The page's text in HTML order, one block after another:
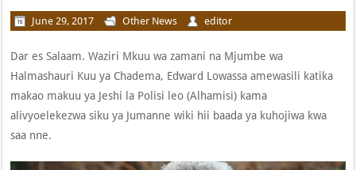
June 29, 2017 Other News editor
Dar es Salaam. Waziri Mkuu wa zamani na Mjumbe wa
Halmashauri Kuu ya Chadema, Edward Lowassa amewasili katika
makao makuu ya Jeshi la Polisi leo (Alhamisi) kama
alivyoelekezwa siku ya Jumanne wiki hii baada ya kuhojiwa kwa
saa nne.